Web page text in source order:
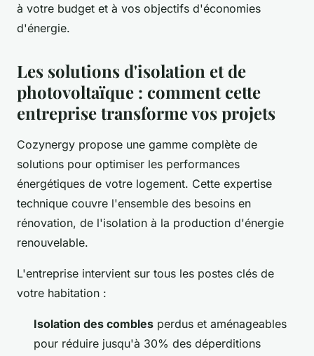
à votre budget et à vos objectifs d'économies
d'énergie.
Les solutions d'isolation et de
photovoltaïque : comment cette
entreprise transforme vos projets
Cozynergy propose une gamme complète de
solutions pour optimiser les performances
énergétiques de votre logement. Cette expertise
technique couvre l'ensemble des besoins en
rénovation, de l'isolation à la production d'énergie
renouvelable.
L'entreprise intervient sur tous les postes clés de
votre habitation :
Isolation des combles perdus et aménageables
pour réduire jusqu'à 30% des déperditions